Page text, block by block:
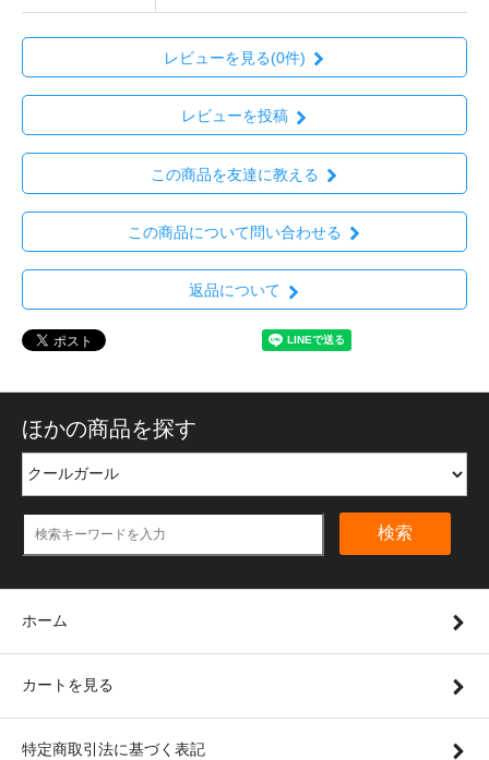
レビューを見る(0件)
レビューを投稿
この商品を友達に教える
この商品について問い合わせる
返品について
ほかの商品を探す
検索
ホーム
カートを見る
特定商取引法に基づく表記